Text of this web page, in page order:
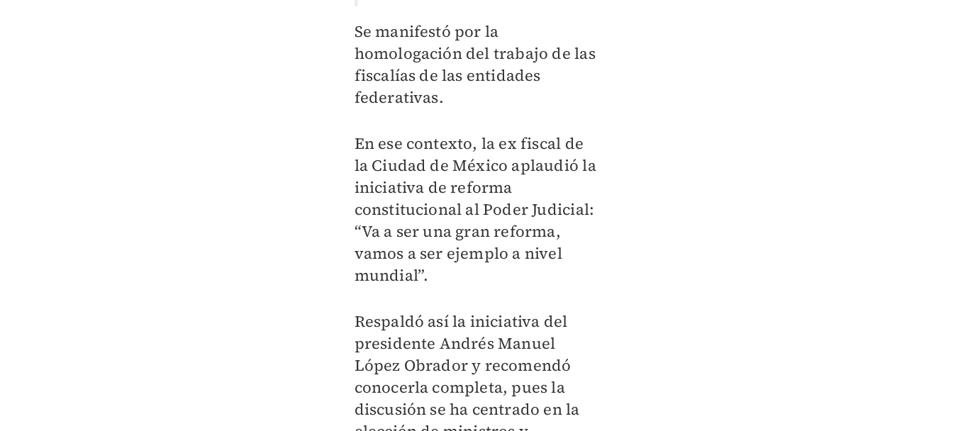
Se manifestó por la
homologación del trabajo de las
fiscalías de las entidades
federativas.
En ese contexto, la ex fiscal de
la Ciudad de México aplaudió la
iniciativa de reforma
constitucional al Poder Judicial:
“Va a ser una gran reforma,
vamos a ser ejemplo a nivel
mundial”.
Respaldó así la iniciativa del
presidente Andrés Manuel
López Obrador y recomendó
conocerla completa, pues la
discusión se ha centrado en la